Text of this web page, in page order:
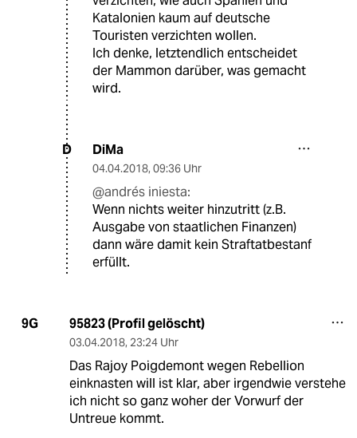
Katalonien kaum auf deutsche
Touristen verzichten wollen.
Ich denke, letztendlich entscheidet
der Mammon darüber, was gemacht
wird.
D DiMa
04.04.2018, 09:36 Uhr
@andrés iniesta:
Wenn nichts weiter hinzutritt (z.B.
Ausgabe von staatlichen Finanzen)
dann wäre damit kein Straftatbestanf
erfüllt.
9G 95823 (Profil gelöscht)
03.04.2018, 23:24 Uhr
Das Rajoy Poigdemont wegen Rebellion
einknasten will ist klar, aber irgendwie verstehe
ich nicht so ganz woher der Vorwurf der
Untreue kommt.